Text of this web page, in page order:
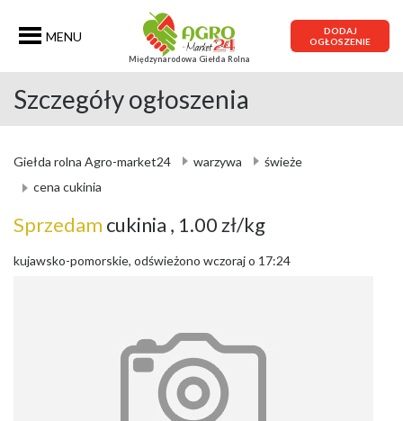
MENU
Międzynarodowa Giełda Rolna
DODAJ
OGŁOSZENIE
Szczegóły ogłoszenia
Giełda rolna Agro-market24 warzywa
świeże
cena cukinia
Sprzedam cukinia , 1.00 zł/kg
kujawsko-pomorskie, odświeżono wczoraj o 17:24